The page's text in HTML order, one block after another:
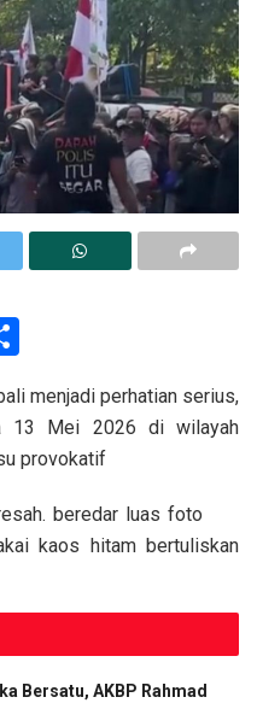
ar
e
menjadi perhatian serius,
13 Mei 2026 di wilayah
provokatif
beredar luas foto
kaos hitam bertuliskan
Bersatu, AKBP Rahmad